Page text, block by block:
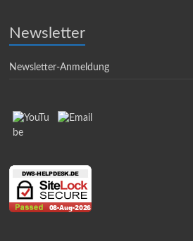
Newsletter
Newsletter-Anmeldung